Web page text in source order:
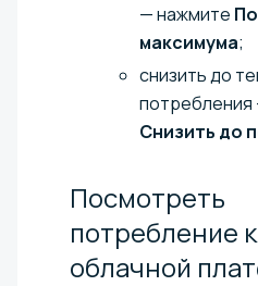
— нажмите
максимума;
снизить до
Снизить до
Посмотреть
потребление
облачной